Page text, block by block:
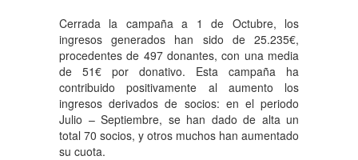
Cerrada la campaña a 1 de Octubre, los
ingresos generados han sido de 25.235€,
procedentes de 497 donantes, con una media
de 51€ por donativo. Esta campaña ha
contribuido positivamente al aumento los
ingresos derivados de socios: en el periodo
Julio – Septiembre, se han dado de alta un
total 70 socios, y otros muchos han aumentado
su cuota.